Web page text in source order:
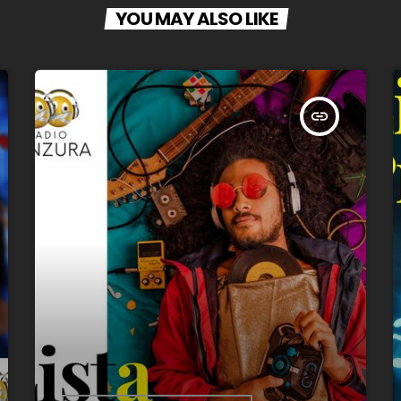
YOU MAY ALSO LIKE
insert_link